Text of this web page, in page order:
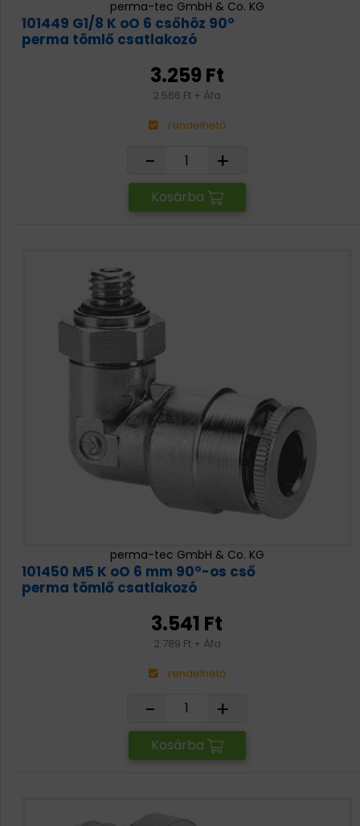
perma-tec GmbH & Co. KG
101449 G1/8 K oO 6 csőhöz 90°
perma tömlő csatlakozó
3.259 Ft
2.566 Ft + Áfa
rendelhető
- +
Kosárba
perma-tec GmbH & Co. KG
101450 M5 K oO 6 mm 90°-os cső
perma tömlő csatlakozó
3.541 Ft
2.789 Ft + Áfa
rendelhető
- +
Kosárba